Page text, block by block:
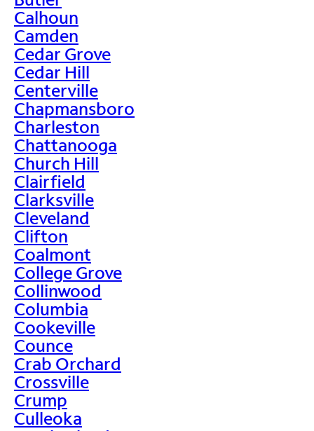
Calhoun
Camden
Cedar Grove
Cedar Hill
Centerville
Chapmansboro
Charleston
Chattanooga
Church Hill
Clairfield
Clarksville
Cleveland
Clifton
Coalmont
College Grove
Collinwood
Columbia
Cookeville
Counce
Crab Orchard
Crossville
Crump
Culleoka